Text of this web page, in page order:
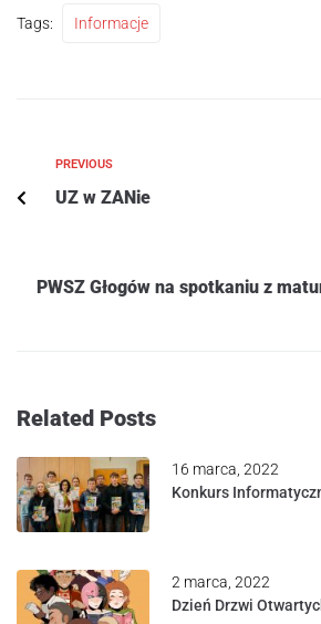
Tags: Informacje
PREVIOUS
UZ w ZANie
PWSZ Głogów na spotkaniu z
Related Posts
16 marca, 2022
Konkurs
2 marca, 2022
Dzień Drzwi